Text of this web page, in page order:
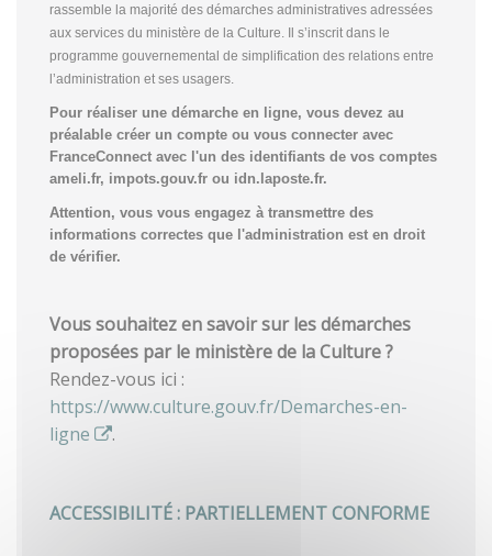
rassemble la majorité des démarches administratives adressées
aux services du ministère de la Culture. Il s’inscrit dans le
programme gouvernemental de simplification des relations entre
l’administration et ses usagers.
Pour réaliser une démarche en ligne, vous devez au
préalable créer un compte ou vous connecter avec
FranceConnect avec l'un des identifiants de vos comptes
ameli.fr, impots.gouv.fr ou idn.laposte.fr.
Attention, vous vous engagez à transmettre des
informations correctes que l'administration est en droit
de vérifier.
Vous souhaitez en savoir sur les démarches
proposées par le ministère de la Culture ?
Rendez-vous ici :
https://www.culture.gouv.fr/Demarches-en-
ligne
.
ACCESSIBILITÉ : PARTIELLEMENT CONFORME